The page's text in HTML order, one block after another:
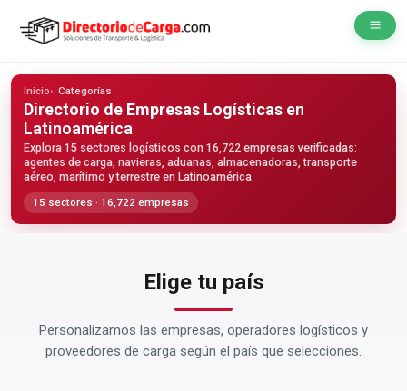
Inicio Categorías
Directorio de Empresas Logísticas en
Latinoamérica
Explora 15 sectores logísticos con 16,722 empresas verificadas:
agentes de carga, navieras, aduanas, almacenadoras, transporte
aéreo, marítimo y terrestre en Latinoamérica.
15 sectores · 16,722 empresas
Elige tu país
Personalizamos las empresas, operadores logísticos y
proveedores de carga según el país que selecciones.